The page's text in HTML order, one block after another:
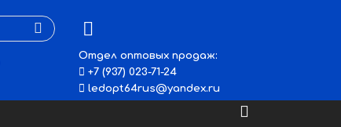
Отдел оптовых продаж:
+7 (937) 023-71-24
ledopt64rus@yandex.ru